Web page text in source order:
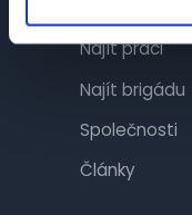
Najít práci
Najít brigádu
Společnosti
Články